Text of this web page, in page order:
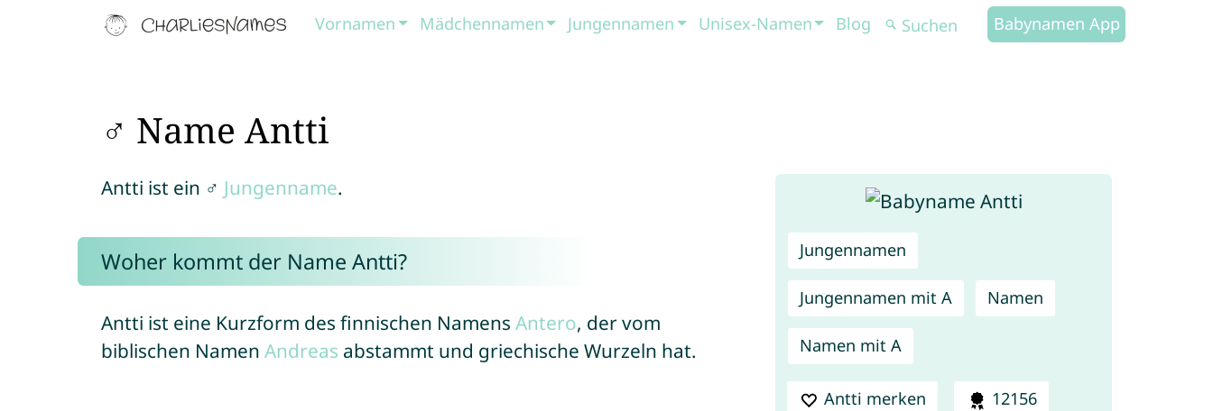
Vornamen Mädchennamen Jungennamen Unisex-Namen Blog Babynamen App
♂ Name Antti
Jungennamen
Jungennamen mit A Namen
Namen mit A
Antti merken 12156
Antti ist ein ♂ Jungenname.
Woher kommt der Name Antti?
Antti ist eine Kurzform des finnischen Namens Antero, der vom
biblischen Namen Andreas abstammt und griechische Wurzeln hat.